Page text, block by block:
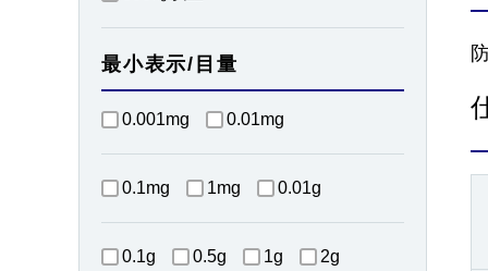
最小表示/目量
0.001mg 0.01mg
0.1mg 1mg 0.01g
0.1g 0.5g 1g 2g